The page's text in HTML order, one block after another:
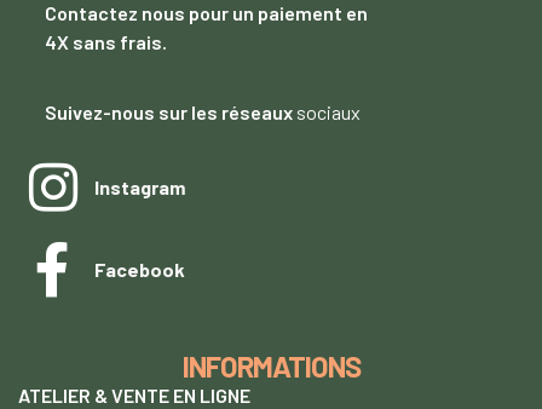
Contactez nous pour un paiement en
4X sans frais.
Suivez-nous sur les réseaux sociaux
Instagram
Facebook
INFORMATIONS
ATELIER & VENTE EN LIGNE